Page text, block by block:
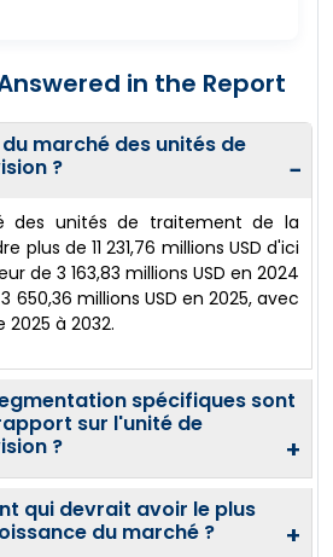
in the Report
marché des unités de
?
−
des unités de traitement de la
plus de 11 231,76 millions USD d'ici
de 3 163,83 millions USD en 2024
millions USD en 2025, avec
2025 à 2032.
spécifiques sont
sur l'unité de
?
+
qui devrait avoir le plus
du marché ?
+